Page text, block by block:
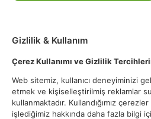
Gizlilik & Kullanım
Çerez Kullanımı ve Gizlilik
Web sitemiz, kullanıcı deneyiminizi
etmek ve kişiselleştirilmiş reklamlar
kullanmaktadır. Kullandığımız
işlediğimiz hakkında daha fazla bilgi